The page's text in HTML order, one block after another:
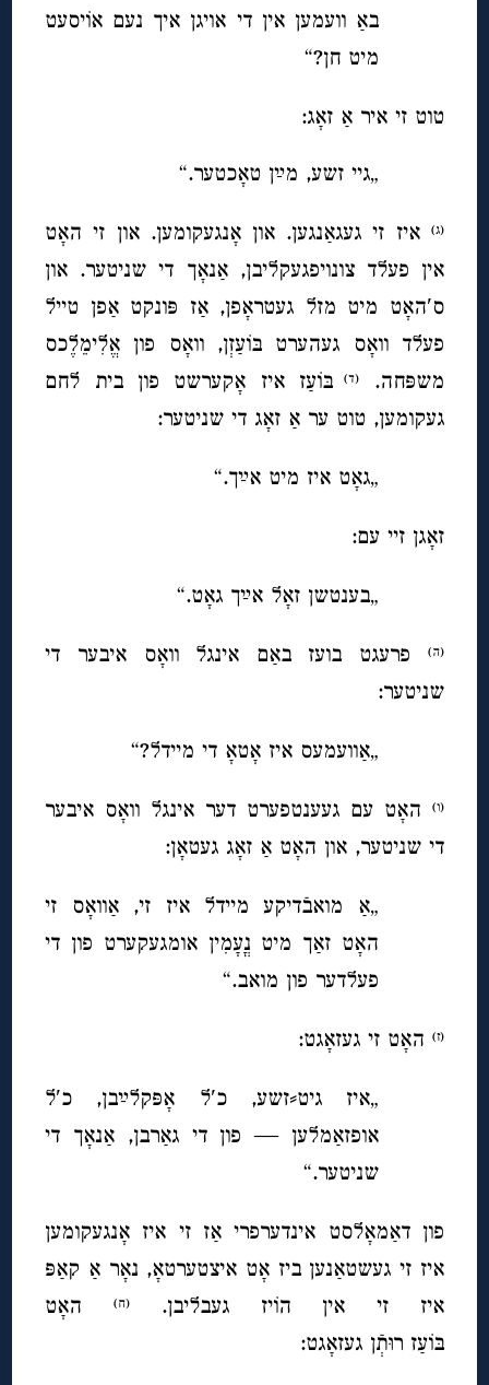
באַ וועמען אין די אויגן איך נעם אוֹיסעט
מיט חן?“
טוט זי איר אַ זאָג:
„גיי זשע, מײַן טאָכטער.“
(ג)
איז זי געגאַנגען. און אָנגעקומען. און זי האָט
אין פעלד צונויפגעקליבן, אַנאָך די שניטער. און
ס′האָט מיט מזל געטראָפן, אַז פּונקט אַפן טייל
פעלד וואָס געהערט בּוֹעַזְן, וואָס פון אֱלִימֵלֶכס
משפּחה.
(ד) בּוֹעַז איז אָקערשט פון בית לחם
געקומען, טוט ער אַ זאָג די שניטער:
„גאָט איז מיט אײַך.“
זאָגן זיי עם:
„בענטשן זאָל אײַך גאָט.“
(ה)
פרעגט בועז באַם אינגל וואָס איבער די
שניטער:
„אַוועמעס איז אָטאָ די מיידל?“
(ו)
האָט עם געענטפערט דער אינגל וואָס איבער
די שניטער, און האָט אַ זאָג געטאָן:
„אַ מואבֿדיקע מיידל איז זי, אַוואָס זי
האָט זאַך מיט נֳעָמִין אומגעקערט פון די
פעלדער פון מואב.“
(ז) האָט זי געזאָגט:
„איז גיט⸗זשע, כ′ל אָפּקלײַבן, כ′ל
אופזאַמלען — פון די גאַרבן, אַנאָך די
שניטער.“
פון דאַמאָלסט אינדערפרי אַז זי איז אָנגעקומען
איז זי געשטאַנען ביז אָט איצטערטאָ, נאָר אַ קאַפּ
איז זי אין הוֹיז געבליבן.(ח)
האָט
בּוֹעַז רוּתְֿן געזאָגט: